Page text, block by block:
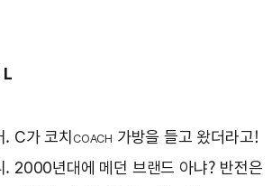
L
. C가 코치COACH 가방을 들고 왔더라고!
. 2000년대에 메던 브랜드 아냐? 반전은